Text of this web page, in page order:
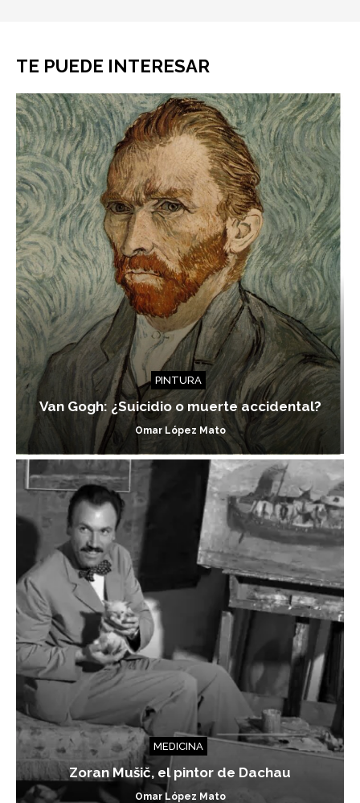
TE PUEDE INTERESAR
PINTURA
Van Gogh: ¿Suicidio o muerte accidental?
Omar López Mato
MEDICINA
Zoran Mušič, el pintor de Dachau
Omar López Mato